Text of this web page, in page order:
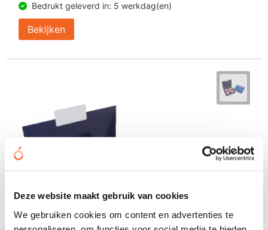
Deze website maakt gebruik van cookies
We gebruiken cookies om content en advertenties te
Bedrukt geleverd in: 5 werkdag(en)
Bekijken